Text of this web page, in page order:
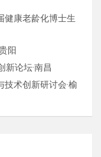
健康老龄化博士生
阳
新论坛·南昌
术创新研讨会·榆